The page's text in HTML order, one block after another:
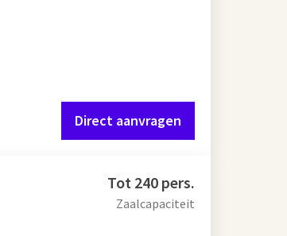
Direct aanvragen
Tot 240 pers.
Zaalcapaciteit